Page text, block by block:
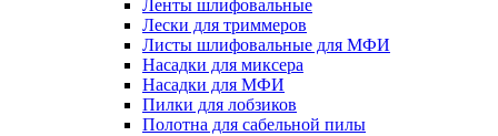
Ленты шлифовальные
Лески для триммеров
Листы шлифовальные для МФИ
Насадки для миксера
Насадки для МФИ
Пилки для лобзиков
Полотна для сабельной пилы